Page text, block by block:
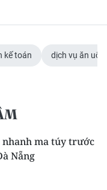
kế toán dịch vụ ăn
ma túy trước
Nẵng